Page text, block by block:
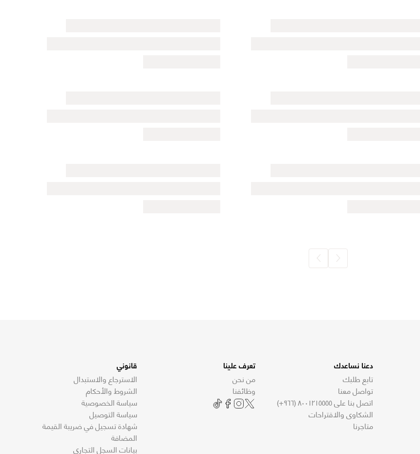
دعنا نساعدك
تابع طلبك
تواصل معنا
اتصل بنا على ٨٠٠١٢١٥٥٥٥ (٩٦٦+)
الشكاوى والاقتراحات
متاجرنا
تعرف علينا
من نحن
وظائفنا
قانوني
الاسترجاع والاستبدال
الشروط والأحكام
سياسة الخصوصية
سياسة التوصيل
شهادة تسجيل في ضريبة القيمة
المضافة
بيانات السجل التجاري